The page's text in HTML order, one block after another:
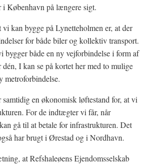
i København på længere sigt.
kan bygge på Lynetteholmen er, at der
for både biler og kollektiv transport.
bygger både en ny vejforbindelse i form af
I kan se på kortet her med to mulige
metroforbindelse.
en økonomisk løftestand for, at vi
For de indtægter vi får, når
gå til at betale for infrastrukturen. Det
har brugt i Ørestad og i Nordhavn.
at Refshaleøens Ejendomsselskab